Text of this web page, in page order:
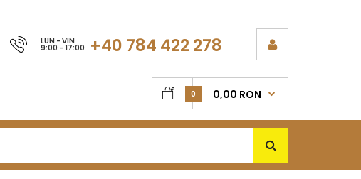
LUN - VIN
9:00 - 17:00 +40 784 422 278
0 0,00 RON